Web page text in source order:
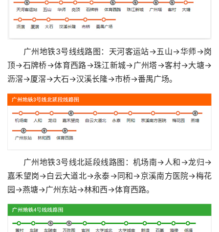
广州地铁3号线线路图：天河客运站→五山→华师→岗
顶→石牌桥→体育西路→珠江新城→广州塔→客村→大塘→
沥滘→厦滘→大石→汉溪长隆→市桥→番禺广场。
广州地铁3号线北延段线路图：机场南→人和→龙归→
嘉禾望岗→白云大道北→永泰→同和→京溪南方医院→梅花
园→燕塘→广州东站→林和西→体育西路。